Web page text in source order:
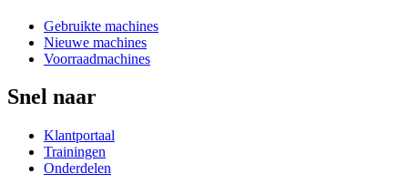
Gebruikte machines
Nieuwe machines
Voorraadmachines
Snel naar
Klantportaal
Trainingen
Onderdelen